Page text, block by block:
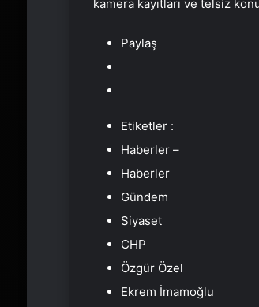
kamera kayıtları ve telsiz
Paylaş
Etiketler :
Haberler –
Haberler
Gündem
Siyaset
CHP
Özgür Özel
Ekrem İmamoğlu